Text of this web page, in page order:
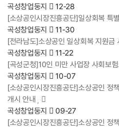
곡성창업둥지
12-28
[소상공인시장진흥공단]일상회복 특
곡성창업둥지
11-30
[전라남도]소상공인 일상회복 지원금
곡성창업둥지
11-22
[곡성군청]10인 미만 사업장 사회보
곡성창업둥지
10-07
[소상공인시장진흥공단]소상공인 정
개시 안내
곡성창업둥지
09-27
[소상공인시장진흥공단]소상공인 정